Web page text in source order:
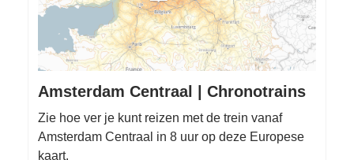
Amsterdam Centraal | Chronotrains
Zie hoe ver je kunt reizen met de trein vanaf
Amsterdam Centraal in 8 uur op deze Europese
kaart.